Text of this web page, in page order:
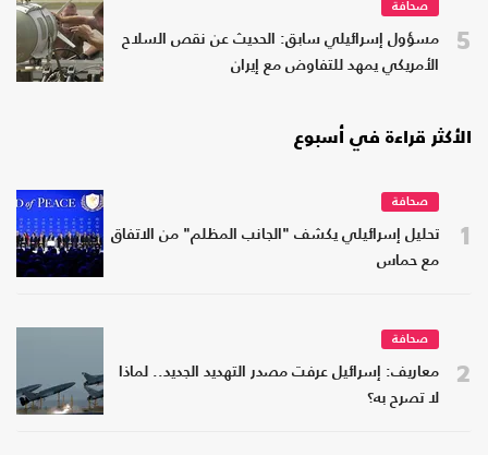
5
صحافة
مسؤول إسرائيلي سابق: الحديث عن نقص السلاح
الأمريكي يمهد للتفاوض مع إيران
الأكثر قراءة في أسبوع
1
صحافة
تحليل إسرائيلي يكشف "الجانب المظلم" من الاتفاق
مع حماس
2
صحافة
معاريف: إسرائيل عرفت مصدر التهديد الجديد.. لماذا
لا تصرح به؟